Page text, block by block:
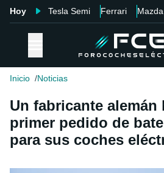
Hoy Tesla Semi Ferrari Mazda
Inicio Noticias
Un fabricante alemán
primer pedido de
para sus coches